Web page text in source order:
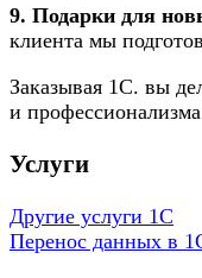
9. Подарки для
клиента мы
Заказывая 1С. вы
и
Услуги
Другие услуги 1С
Перенос данных в